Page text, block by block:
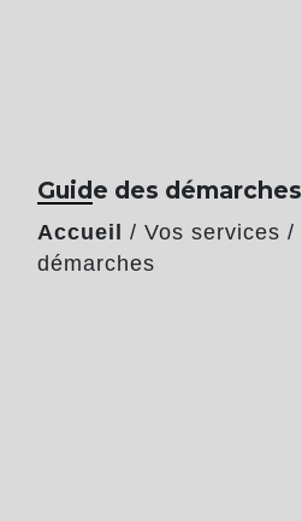
Guide des démarches
Accueil / Vos services /
démarches